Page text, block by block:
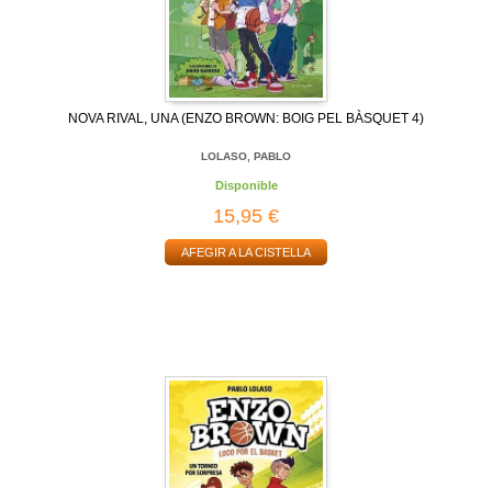
NOVA RIVAL, UNA (ENZO BROWN: BOIG PEL BÀSQUET 4)
LOLASO, PABLO
Disponible
15,95 €
AFEGIR A LA CISTELLA